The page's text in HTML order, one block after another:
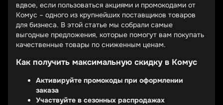
вдвое, если пользоваться акциями и промокодами от
Комус – одного из крупнейших поставщиков товаров
для бизнеса. В этой статье мы собрали самые
выгодные предложения, которые помогут вам покупать
качественные товары по сниженным ценам.
Как получить максимальную скидку в Комус
Активируйте промокоды при оформлении
заказа
Участвуйте в сезонных распродажах